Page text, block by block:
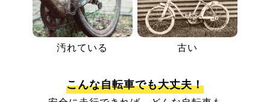
汚れている 古い
こんな自転車でも大丈夫！